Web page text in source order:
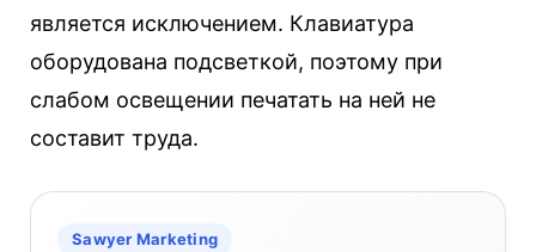
является исключением. Клавиатура
оборудована подсветкой, поэтому при
слабом освещении печатать на ней не
составит труда.
Sawyer Marketing